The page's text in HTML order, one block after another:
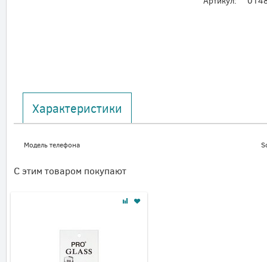
Характеристики
Модель телефона
С этим товаром покупают